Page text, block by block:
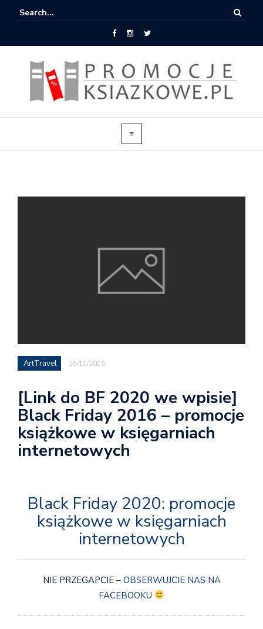
ArtTravel 25/11/2016
[Link do BF 2020 we wpisie]
Black Friday 2016 – promocje
książkowe w księgarniach
internetowych
Black Friday 2020: promocje
książkowe w księgarniach
internetowych
NIE PRZEGAPCIE – OBSERWUJCIE NAS NA
FACEBOOKU